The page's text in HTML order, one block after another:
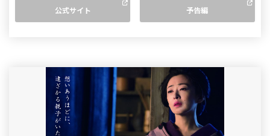
公式サイト 予告編